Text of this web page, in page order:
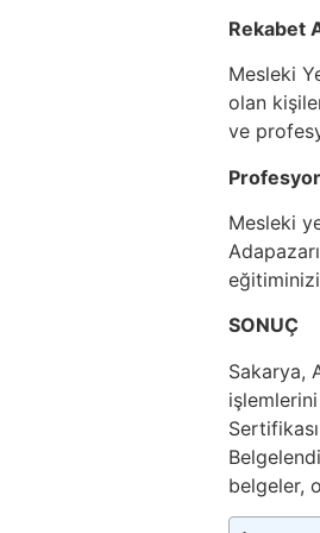
Rekabet
Mesleki
olan
ve
Mesleki
eğitiminizi
SONUÇ
Sakarya,
belgeler,